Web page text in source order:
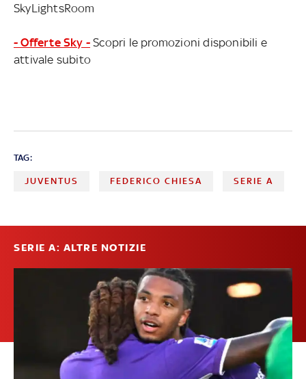
SkyLightsRoom
- Offerte Sky - Scopri le promozioni disponibili e
attivale subito
TAG:
JUVENTUS FEDERICO CHIESA SERIE A
SERIE A: ALTRE NOTIZIE